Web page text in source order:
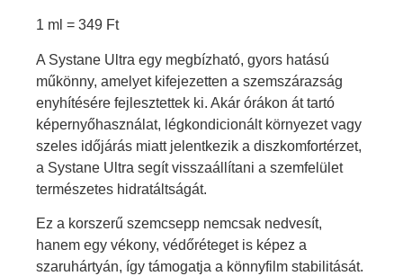
1 ml = 349 Ft
A Systane Ultra egy megbízható, gyors hatású
műkönny, amelyet kifejezetten a szemszárazság
enyhítésére fejlesztettek ki. Akár órákon át tartó
képernyőhasználat, légkondicionált környezet vagy
szeles időjárás miatt jelentkezik a diszkomfortérzet,
a Systane Ultra segít visszaállítani a szemfelület
természetes hidratáltságát.
Ez a korszerű szemcsepp nemcsak nedvesít,
hanem egy vékony, védőréteget is képez a
szaruhártyán, így támogatja a könnyfilm stabilitását.